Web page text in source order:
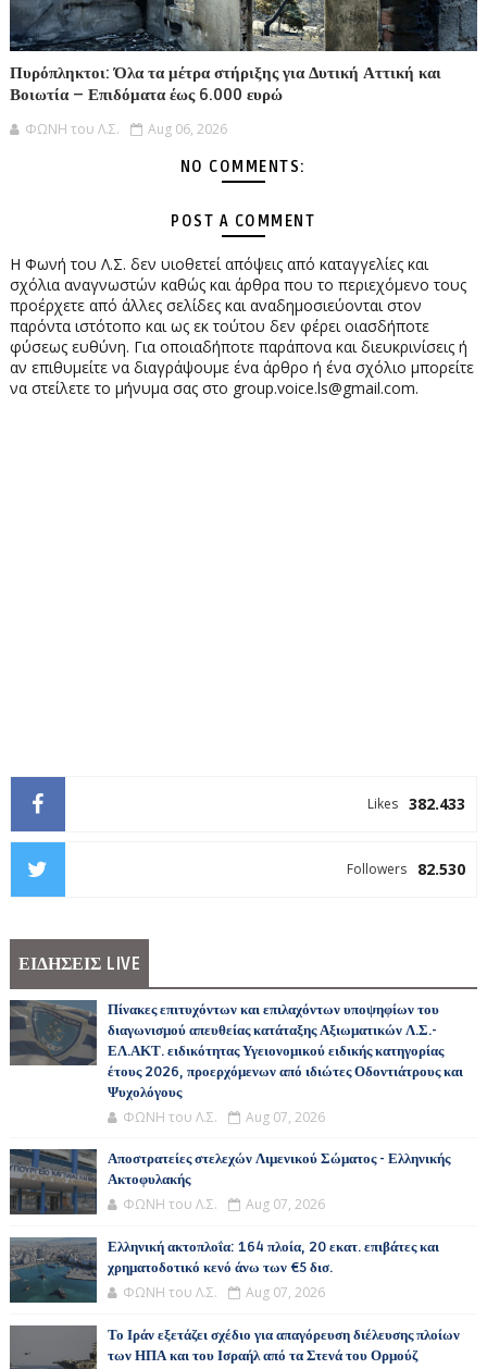
Πυρόπληκτοι: Όλα τα μέτρα στήριξης για Δυτική Αττική και
Βοιωτία – Επιδόματα έως 6.000 ευρώ
ΦΩΝΗ του Λ.Σ. Aug 06, 2026
NO COMMENTS:
POST A COMMENT
Η Φωνή του Λ.Σ. δεν υιοθετεί απόψεις από καταγγελίες και
σχόλια αναγνωστών καθώς και άρθρα που το περιεχόμενο τους
προέρχετε από άλλες σελίδες και αναδημοσιεύονται στον
παρόντα ιστότοπο και ως εκ τούτου δεν φέρει οιασδήποτε
φύσεως ευθύνη. Για οποιαδήποτε παράπονα και διευκρινίσεις ή
αν επιθυμείτε να διαγράψουμε ένα άρθρο ή ένα σχόλιο μπορείτε
να στείλετε το μήνυμα σας στο group.voice.ls@gmail.com.
382.433
Likes
82.530
Followers
ΕΙΔΗΣΕΙΣ LIVE
Πίνακες επιτυχόντων και επιλαχόντων υποψηφίων του
διαγωνισμού απευθείας κατάταξης Αξιωματικών Λ.Σ.-
ΕΛ.ΑΚΤ. ειδικότητας Υγειονομικού ειδικής κατηγορίας
έτους 2026, προερχόμενων από ιδιώτες Οδοντιάτρους και
Ψυχολόγους
ΦΩΝΗ του Λ.Σ. Aug 07, 2026
Αποστρατείες στελεχών Λιμενικού Σώματος - Ελληνικής
Ακτοφυλακής
ΦΩΝΗ του Λ.Σ. Aug 07, 2026
Ελληνική ακτοπλοΐα: 164 πλοία, 20 εκατ. επιβάτες και
χρηματοδοτικό κενό άνω των €5 δισ.
ΦΩΝΗ του Λ.Σ. Aug 07, 2026
Το Ιράν εξετάζει σχέδιο για απαγόρευση διέλευσης πλοίων
των ΗΠΑ και του Ισραήλ από τα Στενά του Ορμούζ